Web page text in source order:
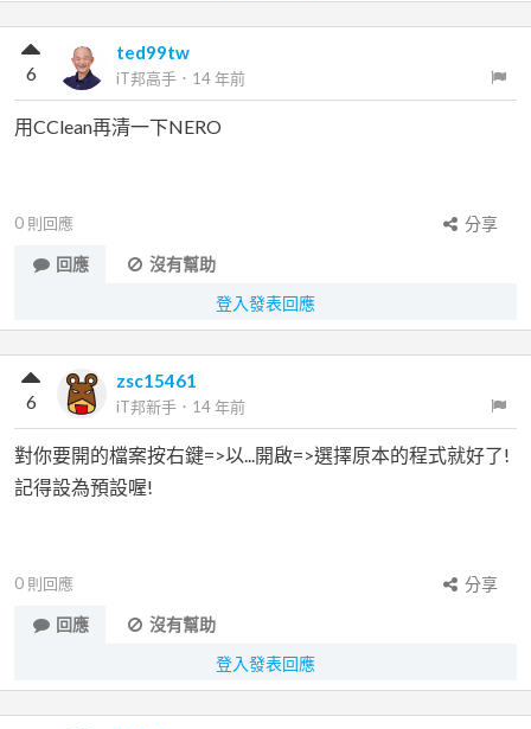
ted99tw
iT邦高手 ． 14 年前
6
用CClean再清一下NERO
0 則回應
分享
回應
沒有幫助
登入發表回應
zsc15461
iT邦新手 ． 14 年前
6
對你要開的檔案按右鍵=>以...開啟=>選擇原本的程式就好了!
記得設為預設喔!
0 則回應
分享
回應
沒有幫助
登入發表回應